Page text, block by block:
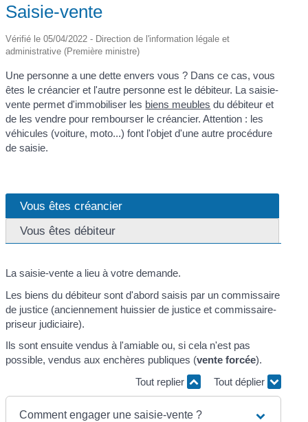
Saisie-vente
Vérifié le 05/04/2022 - Direction de l'information légale et
administrative (Première ministre)
Une personne a une dette envers vous ? Dans ce cas, vous
êtes le créancier et l'autre personne est le débiteur. La saisie-
vente permet d'immobiliser les biens meubles du débiteur et
de les vendre pour rembourser le créancier. Attention : les
véhicules (voiture, moto...) font l'objet d'une autre procédure
de saisie.
Vous êtes créancier
Vous êtes débiteur
La saisie-vente a lieu à votre demande.
Les biens du débiteur sont d'abord saisis par un commissaire
de justice (anciennement huissier de justice et commissaire-
priseur judiciaire).
Ils sont ensuite vendus à l'amiable ou, si cela n'est pas
possible, vendus aux enchères publiques (vente forcée).
Tout replier
Tout déplier
Comment engager une saisie-vente ?